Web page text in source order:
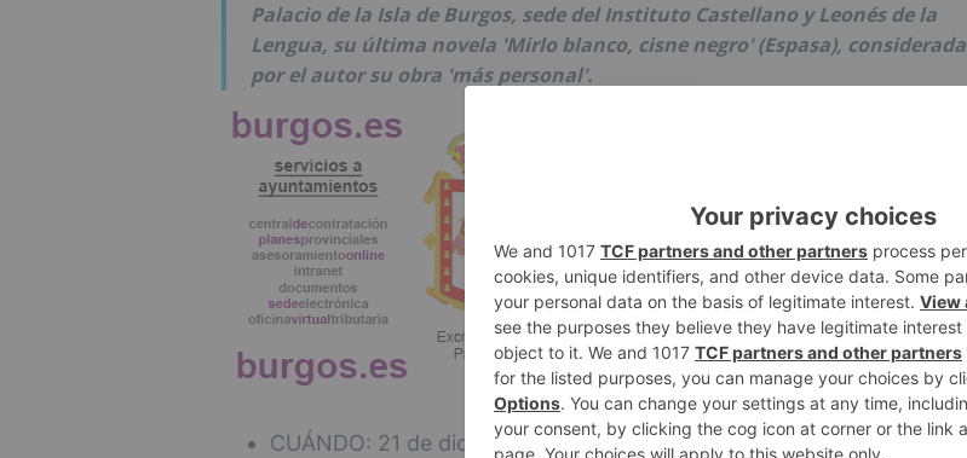
Palacio de la Isla de Burgos, sede del Instituto Castellano y Leonés de la
Lengua, su última novela 'Mirlo blanco, cisne negro' (Espasa), considerada
por el autor su obra 'más personal'.
CUÁNDO: 21 de diciembre, 20:00 horas.